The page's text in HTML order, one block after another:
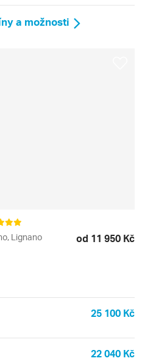
a možnosti
Lignano
od 11 950 Kč
25 100 Kč
22 040 Kč